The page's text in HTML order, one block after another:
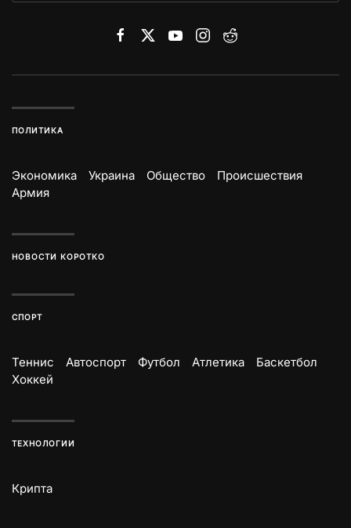
ПОЛИТИКА
Экономика Украина Общество
Происшествия
Армия
НОВОСТИ КОРОТКО
СПОРТ
Теннис Автоспорт Футбол Атлетика
Баскетбол
Хоккей
ТЕХНОЛОГИИ
Крипта